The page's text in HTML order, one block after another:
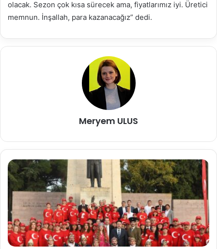
olacak. Sezon çok kısa sürecek ama, fiyatlarımız iyi. Üretici
memnun. İnşallah, para kazanacağız” dedi.
Meryem ULUS